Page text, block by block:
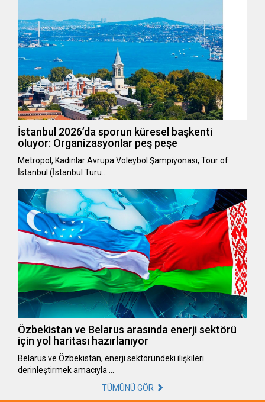
İstanbul 2026’da sporun küresel başkenti
oluyor: Organizasyonlar peş peşe
Metropol, Kadınlar Avrupa Voleybol Şampiyonası, Tour of
İstanbul (İstanbul Turu…
Özbekistan ve Belarus arasında enerji sektörü
için yol haritası hazırlanıyor
Belarus ve Özbekistan, enerji sektöründeki ilişkileri
derinleştirmek amacıyla …
TÜMÜNÜ GÖR